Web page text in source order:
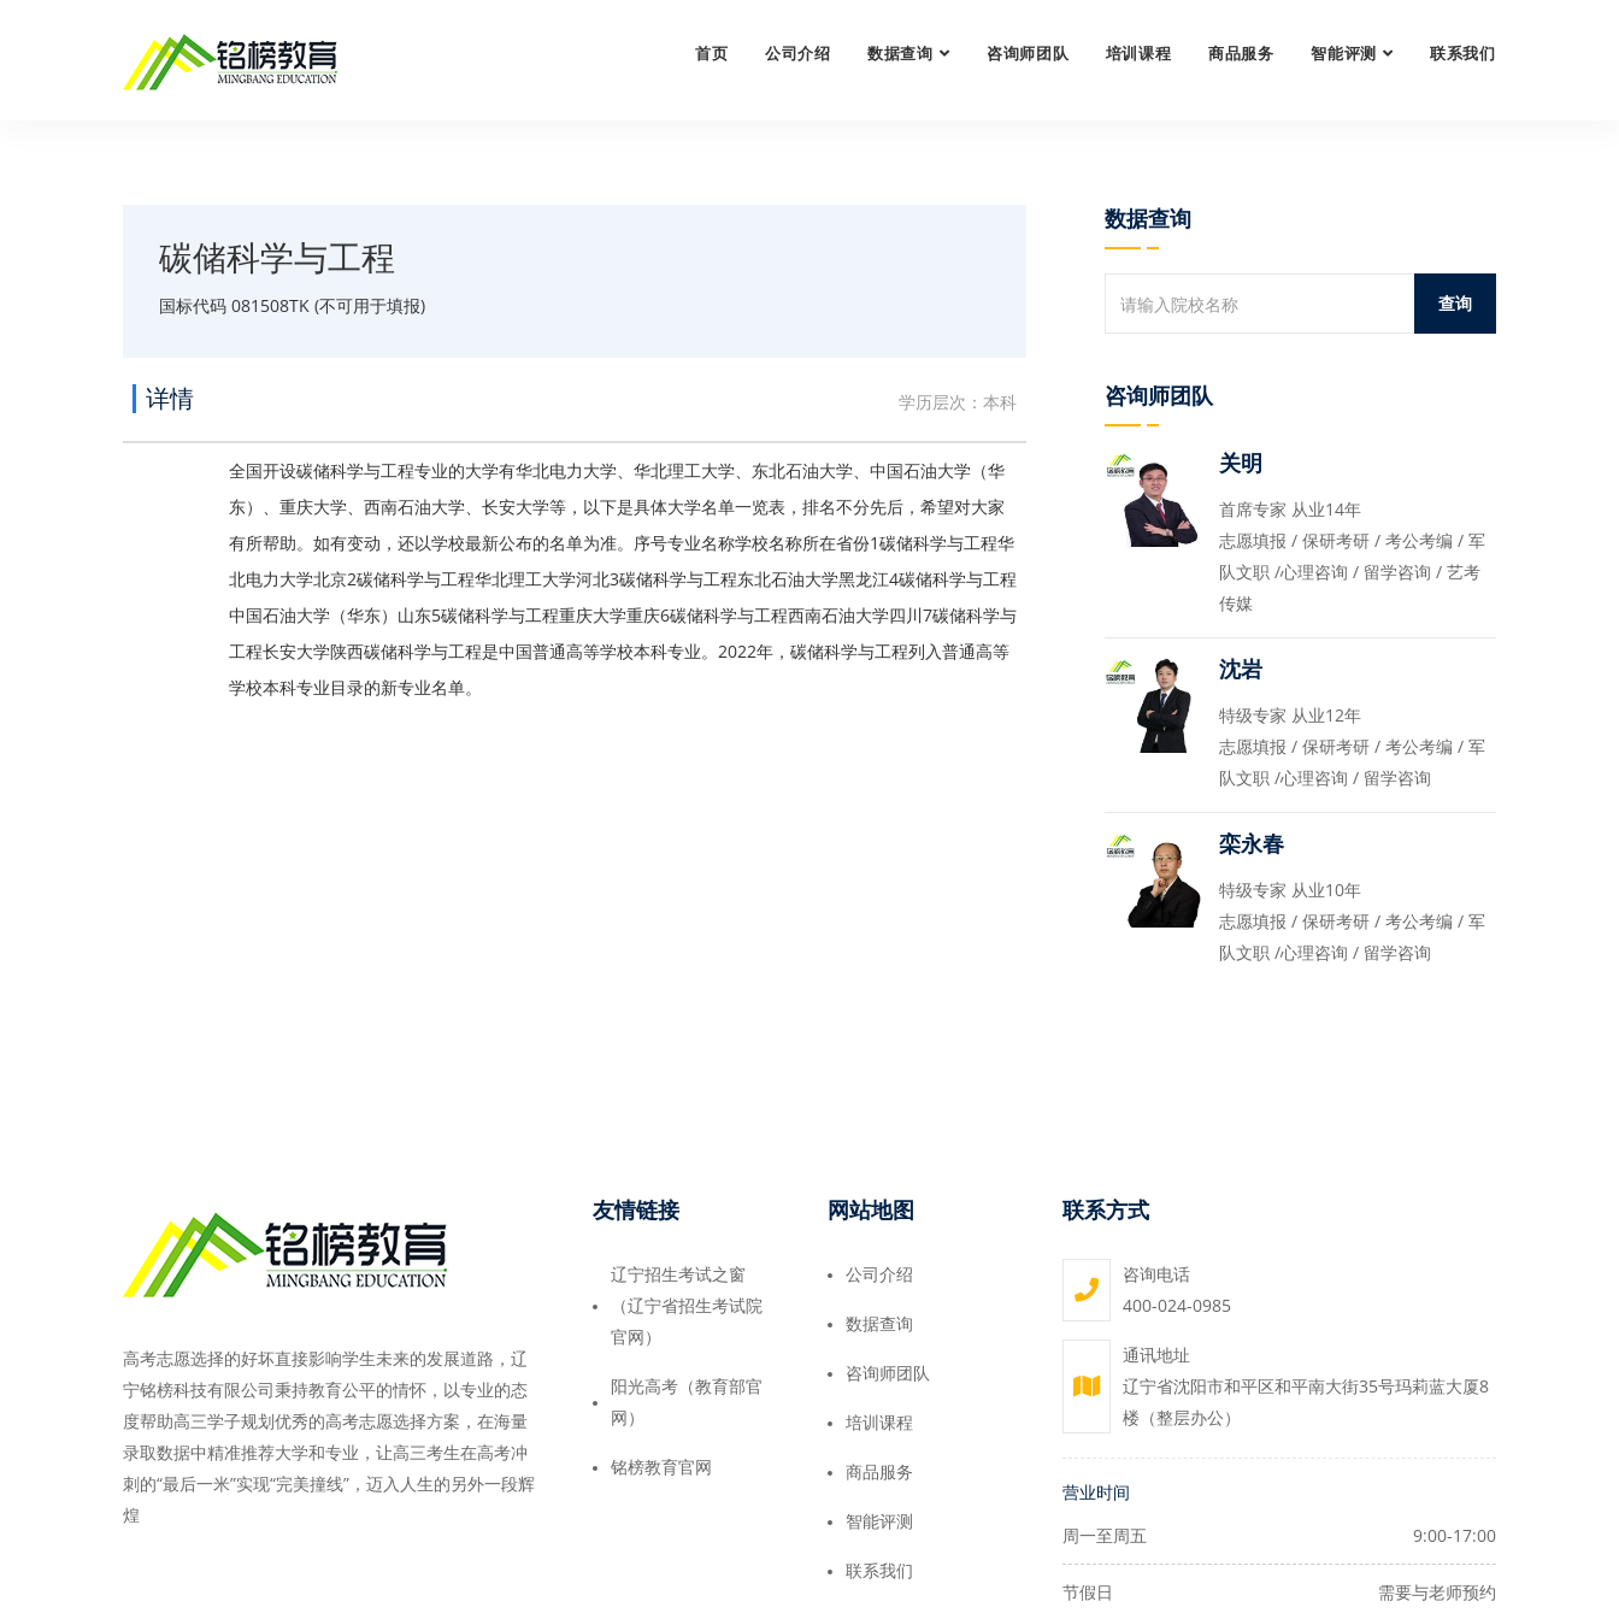
首页 公司介绍 数据查询 咨询师团队 培训课程 商品服务 智能评测 联系我们
碳储科学与工程
国标代码 081508TK (不可用于填报)
详情 学历层次：本科
全国开设碳储科学与工程专业的大学有华北电力大学、华北理工大学、东北石油大学、中国石油大学（华
东）、重庆大学、西南石油大学、长安大学等，以下是具体大学名单一览表，排名不分先后，希望对大家
有所帮助。如有变动，还以学校最新公布的名单为准。序号专业名称学校名称所在省份1碳储科学与工程华
北电力大学北京2碳储科学与工程华北理工大学河北3碳储科学与工程东北石油大学黑龙江4碳储科学与工程
中国石油大学（华东）山东5碳储科学与工程重庆大学重庆6碳储科学与工程西南石油大学四川7碳储科学与
工程长安大学陕西碳储科学与工程是中国普通高等学校本科专业。2022年，碳储科学与工程列入普通高等
学校本科专业目录的新专业名单。
数据查询
咨询师团队
关明
首席专家 从业14年
志愿填报 / 保研考研 / 考公考编 / 军
队文职 /心理咨询 / 留学咨询 / 艺考
传媒
沈岩
特级专家 从业12年
志愿填报 / 保研考研 / 考公考编 / 军
队文职 /心理咨询 / 留学咨询
栾永春
特级专家 从业10年
志愿填报 / 保研考研 / 考公考编 / 军
队文职 /心理咨询 / 留学咨询
高考志愿选择的好坏直接影响学生未来的发展道路，辽
宁铭榜科技有限公司秉持教育公平的情怀，以专业的态
度帮助高三学子规划优秀的高考志愿选择方案，在海量
录取数据中精准推荐大学和专业，让高三考生在高考冲
刺的“最后一米”实现“完美撞线”，迈入人生的另外一段辉
煌
友情链接
辽宁招生考试之窗
（辽宁省招生考试院
官网）
阳光高考（教育部官
网）
铭榜教育官网
网站地图
公司介绍
数据查询
咨询师团队
培训课程
商品服务
智能评测
联系我们
联系方式
咨询电话
400-024-0985
通讯地址
辽宁省沈阳市和平区和平南大街35号玛莉蓝大厦8
楼（整层办公）
营业时间
周一至周五 9:00-17:00
节假日 需要与老师预约